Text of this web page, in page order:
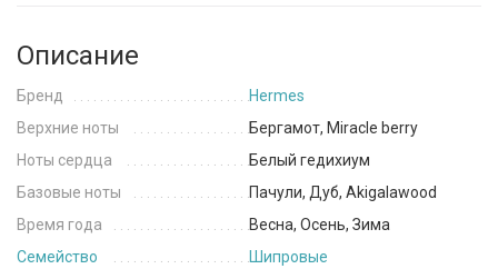
Описание
Бренд
Hermes
Верхние ноты
Бергамот, Miracle berry
Ноты сердца
Белый гедихиум
Базовые ноты
Пачули, Дуб, Akigalawood
Время года
Весна, Осень, Зима
Семейство
Шипровые